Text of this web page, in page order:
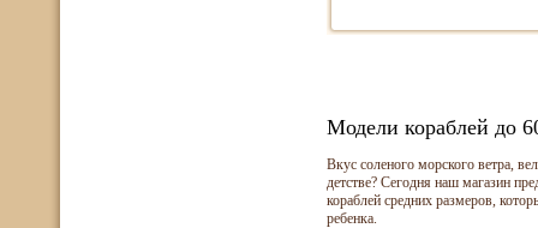
Модели кораблей до
Вкус соленого морского ветра,
детстве? Сегодня наш магазин
кораблей средних размеров,
ребенка.